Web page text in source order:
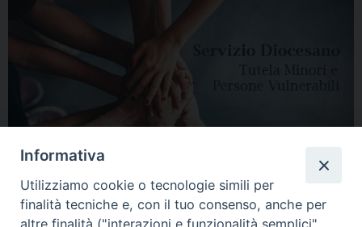
Informativa
Utilizziamo cookie o tecnologie simili per
finalità tecniche e, con il tuo consenso, anche per